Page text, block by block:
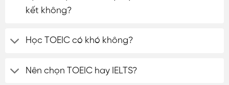
kết không?
Học TOEIC có khó không?
Nên chọn TOEIC hay IELTS?